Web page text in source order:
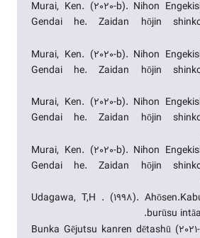
Murai, Ken. (2020-b). Nihon
Gendai he. Zaidan hōjin
Murai, Ken. (2020-b). Nihon
Gendai he. Zaidan hōjin
Murai, Ken. (2020-b). Nihon
Gendai he. Zaidan hōjin
Murai, Ken. (2020-b). Nihon
Gendai he. Zaidan hōjin
Udagawa, T,H . (1998).
burūsu
Bunka Gējutsu kanren dētashū